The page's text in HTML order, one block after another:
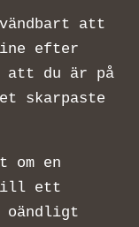
att
efter
att du är på
skarpaste
om en
till ett
oändligt